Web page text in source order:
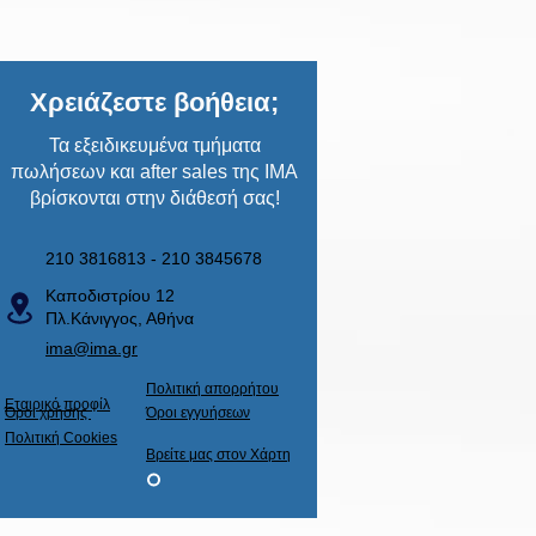
Χρειάζεστε βοήθεια;
Τα εξειδικευμένα τμήματα
πωλήσεων και after sales της ΙΜΑ
βρίσκονται στην διάθεσή σας!
Καποδιστρίου 12
Πλ.Κάνιγγος, Αθήνα
210 3816813 - 210 3845678
ima@ima.gr
Πολιτική απορρήτου
​Όροι χρήσης
​Όροι εγγυήσεων
Πολιτική Cookies
Εταιρικό προφίλ
Βρείτε μας στον Χάρτη